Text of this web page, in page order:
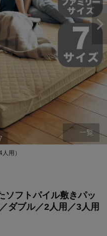
用）
一覧
ソフトパイル敷きパッ
ダブル／2人用／3人用